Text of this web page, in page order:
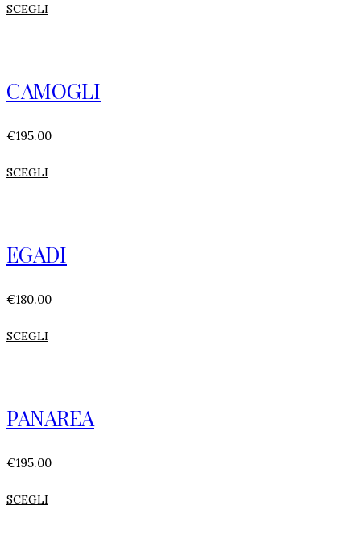
SCEGLI
CAMOGLI
€195.00
SCEGLI
EGADI
€180.00
SCEGLI
PANAREA
€195.00
SCEGLI